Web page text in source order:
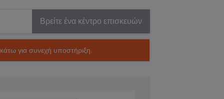
Βρείτε ένα κέντρο επισκευών
για συνεχή υποστήριξη.